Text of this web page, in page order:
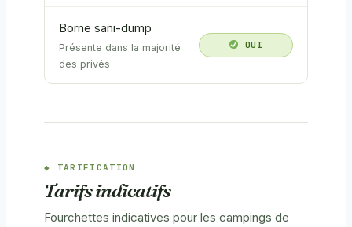
Borne sani-dump
Présente dans la majorité
des privés
OUI
TARIFICATION
Tarifs indicatifs
Fourchettes indicatives pour les campings de